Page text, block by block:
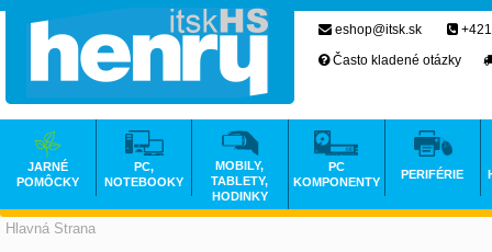
Hlavná Strana
eshop@itsk.sk
Často kladené otázky
JARNÉ
POMÔCKY
PC,
NOTEBOOKY
MOBILY,
TABLETY,
HODINKY
PC
KOMPONENTY
PERIFÉRIE